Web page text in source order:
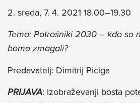
2. sreda, 7. 4. 2021 18.00–19.30
Tema: Potrošniki 2030 – kdo so
bomo zmagali?
Predavatelj: Dimitrij Piciga
PRIJAVA: Izobraževanji bosta